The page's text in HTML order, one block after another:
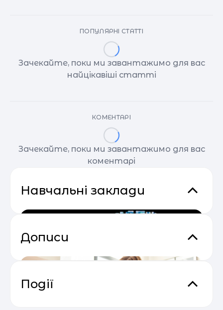
ПОПУЛЯРНІ СТАТТІ
Зачекайте, поки ми завантажимо для вас
найцікавіші статті
КОМЕНТАРІ
Зачекайте, поки ми завантажимо для вас
коментарі
Навчальні заклади
Дописи
Події